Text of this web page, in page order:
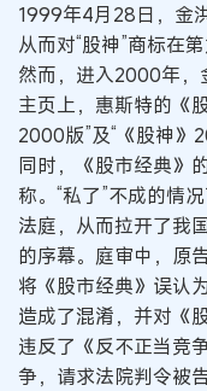
1999年4月28日，金
从而对“股神”商标在
然而，进入2000年，
主页上，惠斯特的《
2000版”及“《股神》
同时，《股市经典》
称。“私了”不成的情
法庭，从而拉开了我
的序幕。庭审中，原
将《股市经典》误认
造成了混淆，并对《
违反了《反不正当竞
争，请求法院判令被